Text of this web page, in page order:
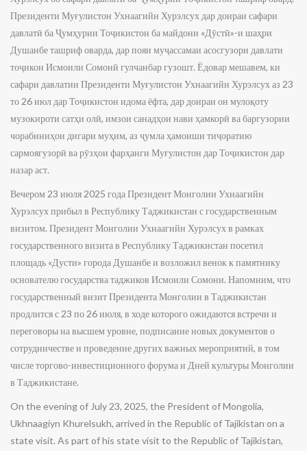
Президенти Муғулистон Ухнаагийн Хурэлсух дар доираи сафари
давлатӣ ба Ҷумҳурии Тоҷикистон ба майдони «Дӯстӣ»-и шаҳри
Душанбе ташриф оварда, дар пояи муҷассамаи асосгузори давлати
тоҷикон Исмоили Сомонӣ гулчанбар гузошт. Ёдовар мешавем, ки
сафари давлатии Президенти Муғулистон Ухнаагийн Хурэлсух аз 23
то 26 июл дар Тоҷикистон идома ёфта, дар доираи он мулоқоту
музокироти сатҳи олӣ, имзои санадҳои нави ҳамкорӣ ва баргузории
чорабиниҳои дигари муҳим, аз ҷумла ҳамоиши тиҷоратию
сармоягузорӣ ва рӯзҳои фарҳанги Муғулистон дар Тоҷикистон дар
назар аст.
Вечером 23 июля 2025 года Президент Монголии Ухнаагийн
Хурэлсух прибыл в Республику Таджикистан с государственным
визитом. Президент Монголии Ухнаагийн Хурэлсух в рамках
государственного визита в Республику Таджикистан посетил
площадь «Дусти» города Душанбе и возложил венок к памятнику
основателю государства таджиков Исмоили Сомони. Напомним, что
государственный визит Президента Монголии в Таджикистан
продлится с 23 по 26 июля, в ходе которого ожидаются встречи и
переговоры на высшем уровне, подписание новых документов о
сотрудничестве и проведение других важных мероприятий, в том
числе торгово-инвестиционного форума и Дней культуры Монголии
в Таджикистане.
On the evening of July 23, 2025, the President of Mongolia,
Ukhnaagiyn Khurelsukh, arrived in the Republic of Tajikistan on a
state visit. As part of his state visit to the Republic of Tajikistan,